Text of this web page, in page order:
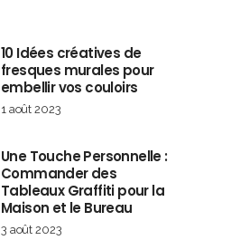
10 Idées créatives de
fresques murales pour
embellir vos couloirs
1 août 2023
Une Touche Personnelle :
Commander des
Tableaux Graffiti pour la
Maison et le Bureau
3 août 2023